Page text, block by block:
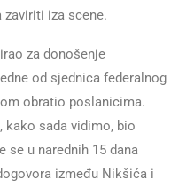
zaviriti iza scene.
za donošenje
od sjednica federalnog
obratio poslanicima.
kako sada vidimo, bio
se u narednih 15 dana
između Nikšića i